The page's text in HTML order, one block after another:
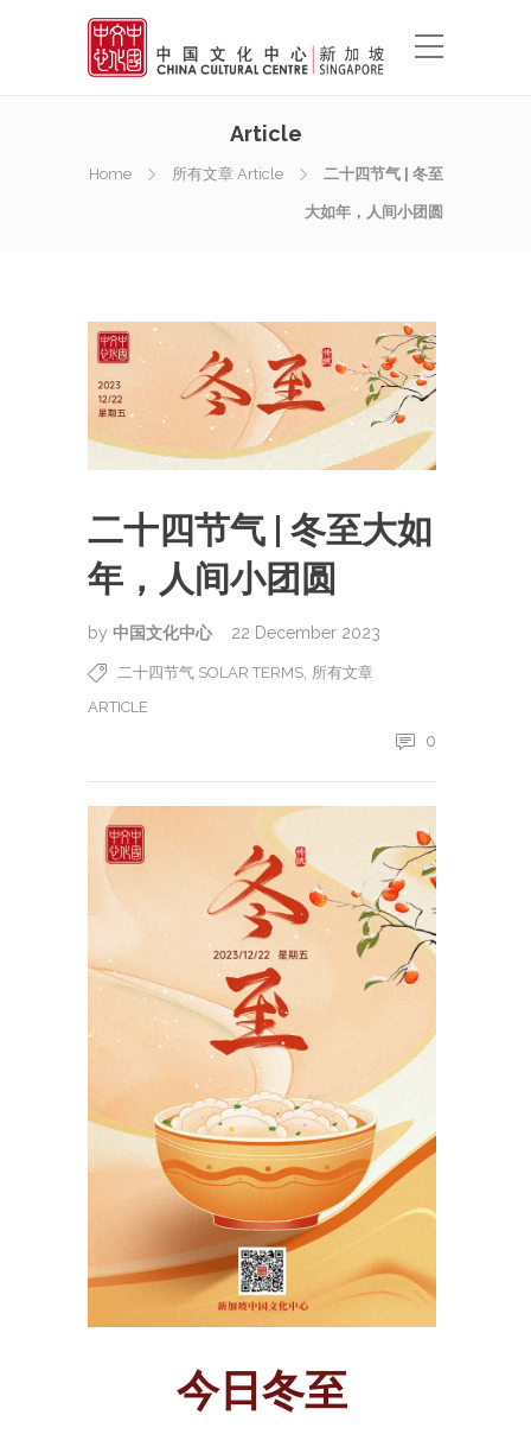
Article
Home 所有文章 Article 二十四节气 | 冬至
大如年，人间小团圆
二十四节气 | 冬至大如
年，人间小团圆
by 中国文化中心 22 December 2023
二十四节气 SOLAR TERMS 所有文章
ARTICLE
0
今日冬至